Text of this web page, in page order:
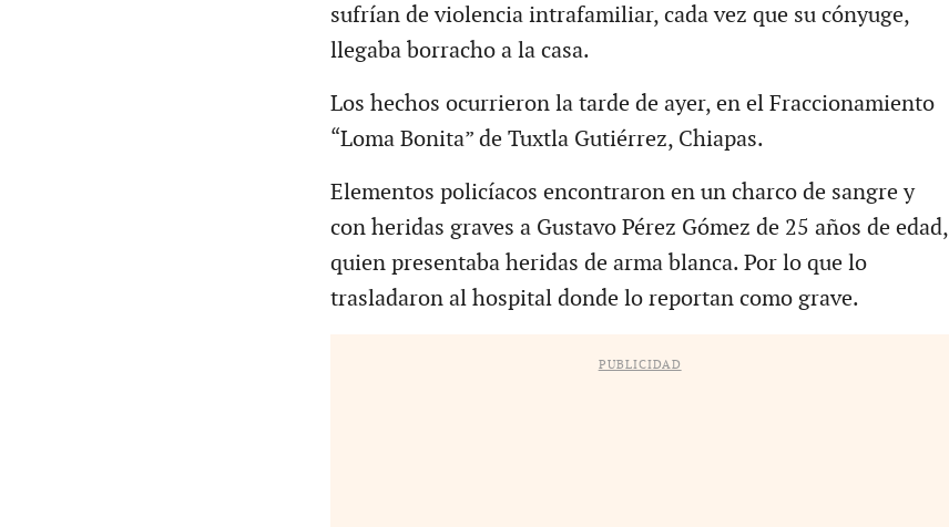
sufrían de violencia intrafamiliar, cada vez que su cónyuge,
llegaba borracho a la casa.
Los hechos ocurrieron la tarde de ayer, en el Fraccionamiento
“Loma Bonita” de Tuxtla Gutiérrez, Chiapas.
Elementos policíacos encontraron en un charco de sangre y
con heridas graves a Gustavo Pérez Gómez de 25 años de edad,
quien presentaba heridas de arma blanca. Por lo que lo
trasladaron al hospital donde lo reportan como grave.
PUBLICIDAD